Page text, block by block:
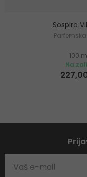
Sospiro
100
Na